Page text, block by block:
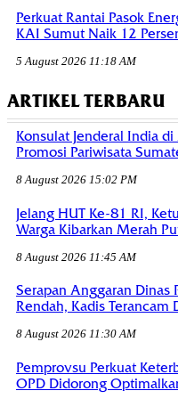
Perkuat Rantai Pasok
KAI Sumut Naik 12
5 August 2026 11:18 AM
ARTIKEL TERBARU
Konsulat Jenderal India
Promosi Pariwisata
8 August 2026 15:02 PM
Jelang HUT Ke-81 RI,
Warga Kibarkan Merah
8 August 2026 11:45 AM
Serapan Anggaran Dinas
Rendah, Kadis Terancam
8 August 2026 11:30 AM
Pemprovsu Perkuat
OPD Didorong